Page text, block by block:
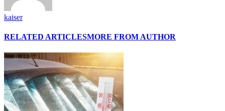
kaiser
RELATED ARTICLESMORE FROM AUTHOR